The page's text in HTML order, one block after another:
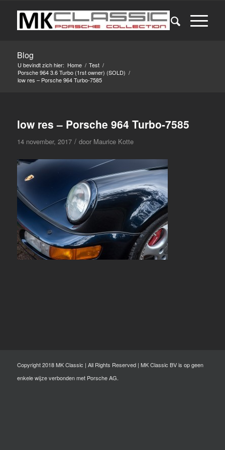
Blog
U bevindt zich hier: Home / Test /
Porsche 964 3.6 Turbo (1rst owner) (SOLD) /
low res – Porsche 964 Turbo-7585
low res – Porsche 964 Turbo-7585
14 november, 2017 / door Maurice Kotte
Copyright 2018 MK Classic | All Rights Reserved | MK Classic BV is op geen
enkele wijze verbonden met Porsche AG.